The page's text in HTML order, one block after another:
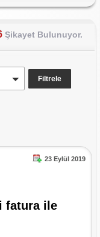
Şikayet Bulunuyor.
23 Eylül 2019
fatura ile